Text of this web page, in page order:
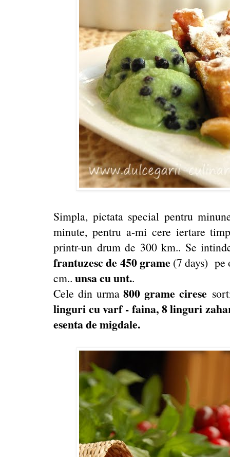
Simpla, pictata special pentru
minute, pentru a-mi cere iertare
printr-un drum de 300 km.. Se
frantuzesc de 450 grame (7 days) pe
cm.. unsa cu unt..
Cele din urma800 grame cirese
linguri cu varf - faina, 8 linguri
esenta de migdale.